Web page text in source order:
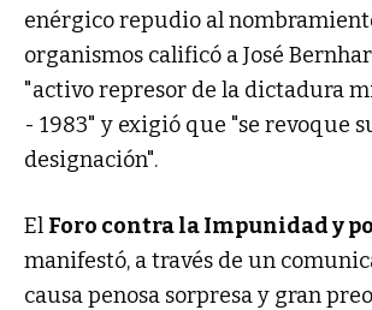
enérgico repudio al
organismos calificó a José
"activo represor de la dictadura
- 1983" y exigió que "se revoque
designación".
El Foro contra la Impunidad y
manifestó, a través de un
causa penosa sorpresa y gran